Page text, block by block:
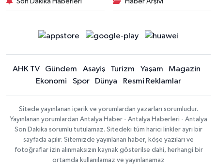
AHK TV Gündem Asayiş Turizm Yaşam
Magazin
Ekonomi
Spor Dünya Resmi Reklamlar
Sitede yayınlanan içerik ve yorumlardan yazarları sorumludur.
Yayınlanan yorumlardan Antalya Haber - Antalya Haberleri - Antalya
Son Dakika sorumlu tutulamaz. Sitedeki tüm harici linkler ayrı bir
sayfada açılır. Sitemizde yayınlanan haber, köşe yazıları ve
fotoğraflar izin alınmaksızın kaynak gösterilse dahi, herhangi bir
ortamda kullanılamaz ve yayınlanamaz